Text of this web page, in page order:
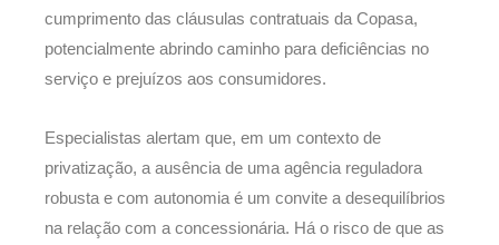
cumprimento das cláusulas contratuais da Copasa,
potencialmente abrindo caminho para deficiências no
serviço e prejuízos aos consumidores.
Especialistas alertam que, em um contexto de
privatização, a ausência de uma agência reguladora
robusta e com autonomia é um convite a desequilíbrios
na relação com a concessionária. Há o risco de que as